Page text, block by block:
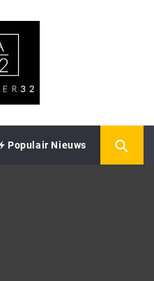
Populair Nieuws